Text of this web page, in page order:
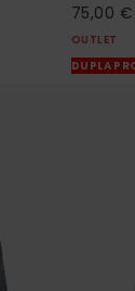
75,00 €
OUTLET
DUPLA